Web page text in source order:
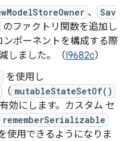
、
Sav
のファクトリ関数を追加し
ポーネントを構成する際
しました。（I9682c）
を使用し
（ mutableStateSetOf()
効にします。カスタム セ
rememberSerializable
使用できるようになりま